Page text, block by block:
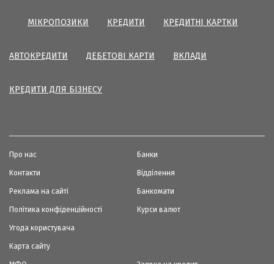
МІКРОПОЗИКИ КРЕДИТИ КРЕДИТНІ КАРТКИ
АВТОКРЕДИТИ ДЕБЕТОВІ КАРТИ ВКЛАДИ
КРЕДИТИ ДЛЯ БІЗНЕСУ
Про нас
Контакти
Реклама на сайті
Політика конфіденційності
Угода користувача
Карта сайту
Банки
Відділення
Банкомати
Курси валют